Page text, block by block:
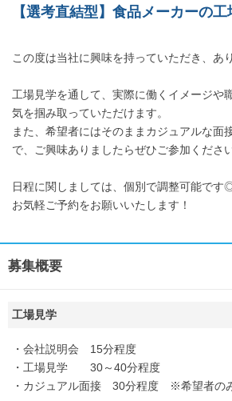
【選考直結型】食品メーカーの工
この度は当社に興味を持っていただき、あ
工場見学を通して、実際に働くイメージや
気を掴み取っていただけます。
また、希望者にはそのままカジュアルな面
で、ご興味ありましたらぜひご参加くださ
日程に関しましては、個別で調整可能です
お気軽ご予約をお願いいたします！
募集概要
工場見学
・会社説明会 15分程度
・工場見学 30～40分程度
・カジュアル面接 30分程度 ※希望者の